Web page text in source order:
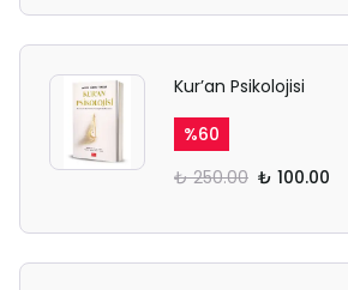
Kur’an Psikolojisi
%60
₺ 250.00 ₺ 100.00